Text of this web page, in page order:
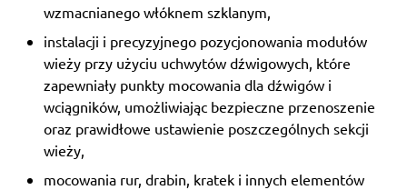
wzmacnianego włóknem szklanym,
instalacji i precyzyjnego pozycjonowania modułów
wieży przy użyciu uchwytów dźwigowych, które
zapewniały punkty mocowania dla dźwigów i
wciągników, umożliwiając bezpieczne przenoszenie
oraz prawidłowe ustawienie poszczególnych sekcji
wieży,
mocowania rur, drabin, kratek i innych elementów